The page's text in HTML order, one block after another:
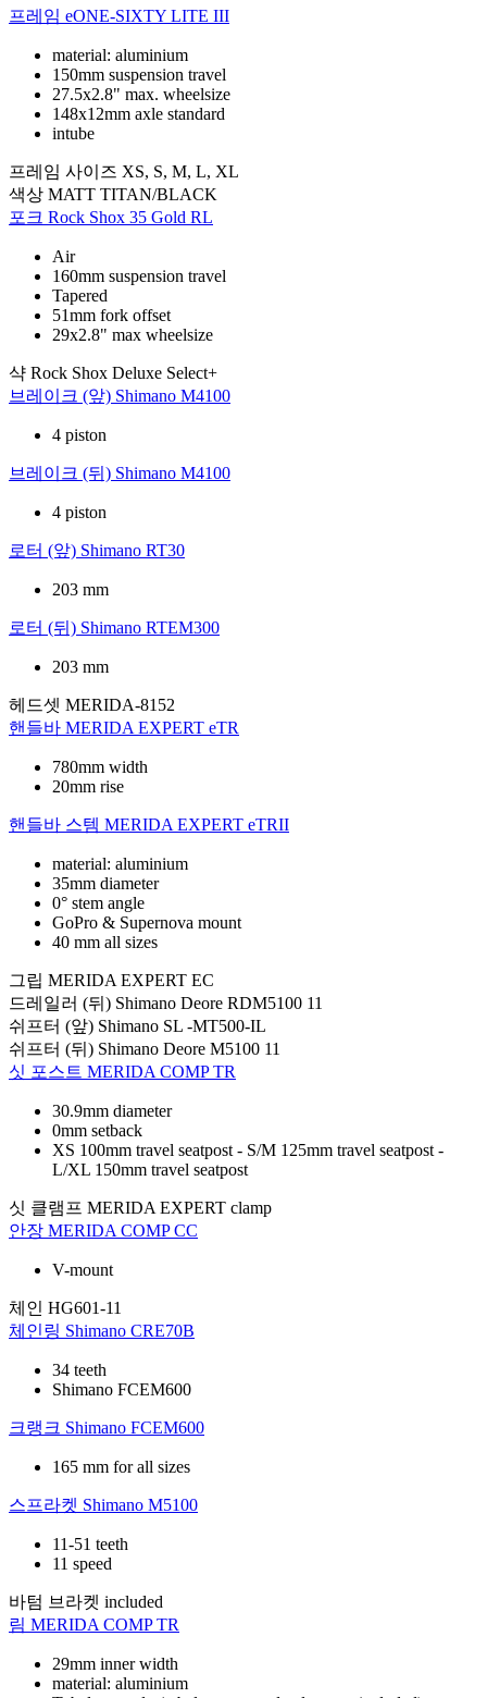
프레임 eONE-SIXTY LITE III
material: aluminium
150mm suspension travel
27.5x2.8" max. wheelsize
148x12mm axle standard
intube
프레임 사이즈 XS, S, M, L, XL
색상 MATT TITAN/BLACK
포크 Rock Shox 35 Gold RL
Air
160mm suspension travel
Tapered
51mm fork offset
29x2.8" max wheelsize
샥 Rock Shox Deluxe Select+
브레이크 (앞) Shimano M4100
4 piston
브레이크 (뒤) Shimano M4100
4 piston
로터 (앞) Shimano RT30
203 mm
로터 (뒤) Shimano RTEM300
203 mm
헤드셋 MERIDA-8152
핸들바 MERIDA EXPERT eTR
780mm width
20mm rise
핸들바 스템 MERIDA EXPERT eTRII
material: aluminium
35mm diameter
0° stem angle
GoPro & Supernova mount
40 mm all sizes
그립 MERIDA EXPERT EC
드레일러 (뒤) Shimano Deore RDM5100 11
쉬프터 (앞) Shimano SL -MT500-IL
쉬프터 (뒤) Shimano Deore M5100 11
싯 포스트 MERIDA COMP TR
30.9mm diameter
0mm setback
XS 100mm travel seatpost - S/M 125mm travel seatpost -
L/XL 150mm travel seatpost
싯 클램프 MERIDA EXPERT clamp
안장 MERIDA COMP CC
V-mount
체인 HG601-11
체인링 Shimano CRE70B
34 teeth
Shimano FCEM600
크랭크 Shimano FCEM600
165 mm for all sizes
스프라켓 Shimano M5100
11-51 teeth
11 speed
바텀 브라켓 included
림 MERIDA COMP TR
29mm inner width
material: aluminium